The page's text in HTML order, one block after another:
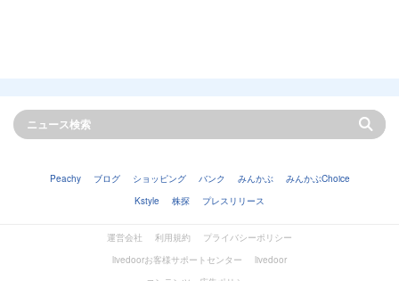
Peachy ブログ ショッピング バンク みんかぶ
みんかぶChoice
Kstyle
株探 プレスリリース
運営会社 利用規約
プライバシーポリシー
livedoorお客様サポートセンター
livedoor